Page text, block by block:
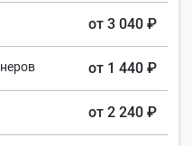
от 3 040 ₽
от 1 440 ₽
от 2 240 ₽